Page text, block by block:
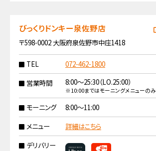
びっくりドンキー泉佐野店
〒598-0002 大阪府泉佐野市中庄1418
TEL
072-462-1800
営業時間
8:00〜25:30（LO.25:00）
※10:00まではモーニングメニューのみ
モーニング
8:00〜11:00
メニュー
詳細はこちら
デリバリー